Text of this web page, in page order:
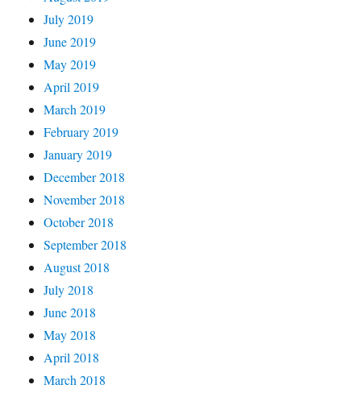
July 2019
June 2019
May 2019
April 2019
March 2019
February 2019
January 2019
December 2018
November 2018
October 2018
September 2018
August 2018
July 2018
June 2018
May 2018
April 2018
March 2018